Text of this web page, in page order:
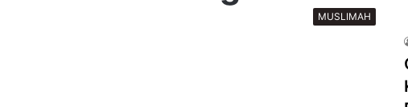
MUSLIMAH